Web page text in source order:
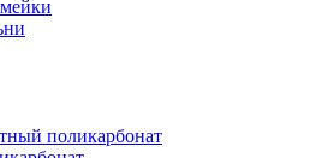
поликарбонат